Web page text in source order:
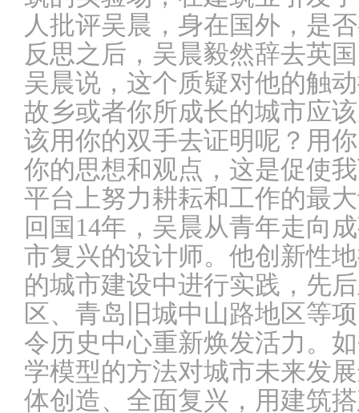
人批评吴晨，身在国外，是
反思之后，吴晨毅然辞去英
吴晨说，这个质疑对他的触
故乡或者你所成长的城市应
该用你的双手去证明呢？用
你的思想和观点，这是促使
平台上努力耕耘和工作的最
回国14年，吴晨从青年走向
市复兴的设计师。他创新性
的城市建设中进行实践，先
区、青岛旧城中山路地区等
令历史中心重新焕发活力。
学模型的方法对城市未来发
体创造、全面复兴，用建筑